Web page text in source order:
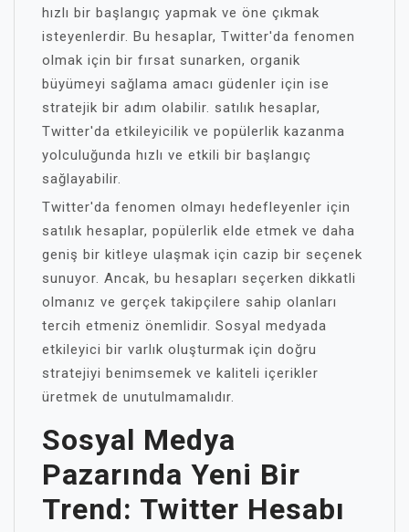
hızlı bir başlangıç yapmak ve öne çıkmak
isteyenlerdir. Bu hesaplar, Twitter'da fenomen
olmak için bir fırsat sunarken, organik
büyümeyi sağlama amacı güdenler için ise
stratejik bir adım olabilir. satılık hesaplar,
Twitter'da etkileyicilik ve popülerlik kazanma
yolculuğunda hızlı ve etkili bir başlangıç
sağlayabilir.
Twitter'da fenomen olmayı hedefleyenler için
satılık hesaplar, popülerlik elde etmek ve daha
geniş bir kitleye ulaşmak için cazip bir seçenek
sunuyor. Ancak, bu hesapları seçerken dikkatli
olmanız ve gerçek takipçilere sahip olanları
tercih etmeniz önemlidir. Sosyal medyada
etkileyici bir varlık oluşturmak için doğru
stratejiyi benimsemek ve kaliteli içerikler
üretmek de unutulmamalıdır.
Sosyal Medya
Pazarında Yeni Bir
Trend: Twitter Hesabı